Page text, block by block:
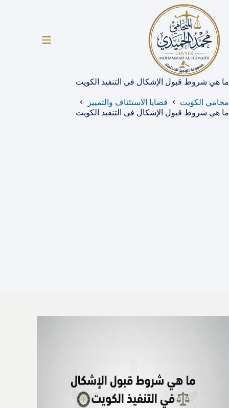
المحتوى
ما هي شروط قبول الإشكال في التنفيذ الكويت
محامي الكويت
قضايا الاستئناف والتمييز
ما هي شروط قبول الإشكال في التنفيذ الكويت